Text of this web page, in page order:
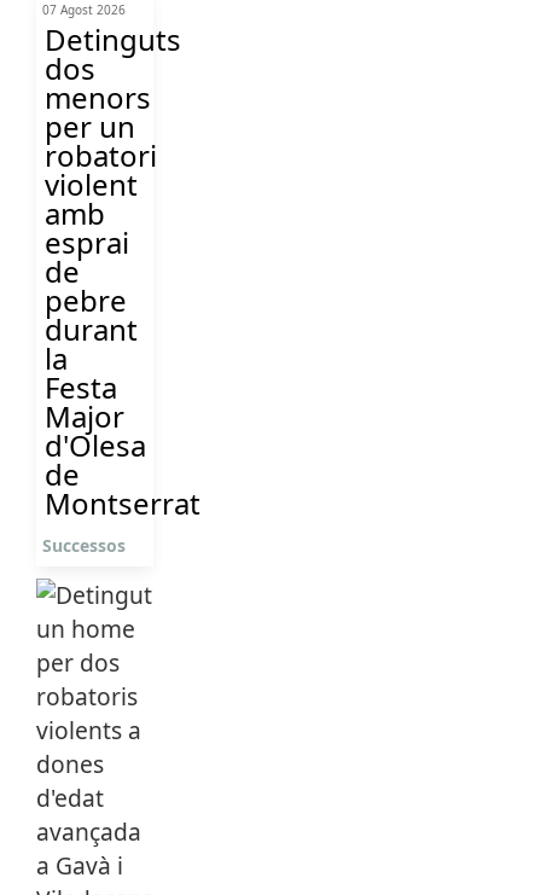
07 Agost 2026
Detinguts
dos
menors
per un
robatori
violent
amb
esprai
de
pebre
durant
la
Festa
Major
d'Olesa
de
Montserrat
Successos